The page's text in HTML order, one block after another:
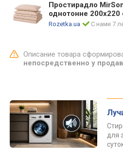
Простирадло
однотонне 200x220
Rozetka.ua С нами 7
Описание товара
непосредственно у
для